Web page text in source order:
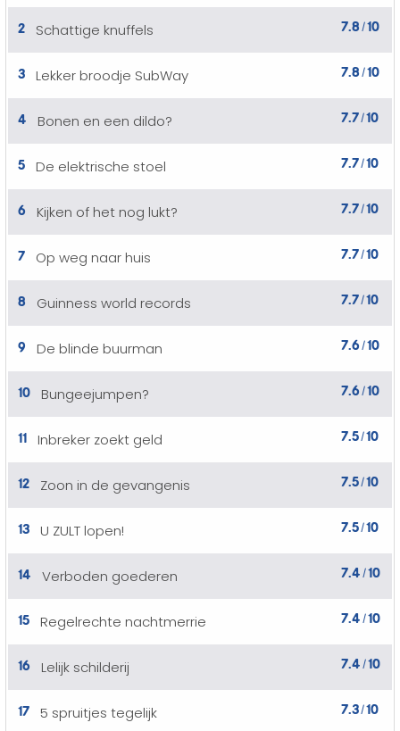
2 Schattige knuffels 7.8 /10
3 Lekker broodje SubWay 7.8/10
4 Bonen en een dildo? 7.7/10
5 De elektrische stoel 7.7/10
6 Kijken of het nog lukt? 7.7/10
7 Op weg naar huis 7.7/10
8 Guinness world records 7.7/10
9 De blinde buurman 7.6 /10
10 Bungeejumpen? 7.6 /10
11 Inbreker zoekt geld 7.5/10
12 Zoon in de gevangenis 7.5/10
13 U ZULT lopen! 7.5/10
14 Verboden goederen 7.4 /10
15 Regelrechte nachtmerrie 7.4 /10
16 Lelijk schilderij 7.4 /10
17 5 spruitjes tegelijk 7.3/10